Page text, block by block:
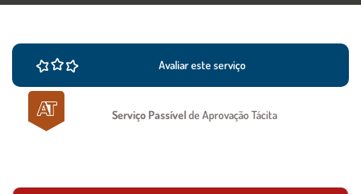
Conteúdo Principal
Ações e informações do serviço
Avaliar este serviço
Serviço Passívelde Aprovação Tácita